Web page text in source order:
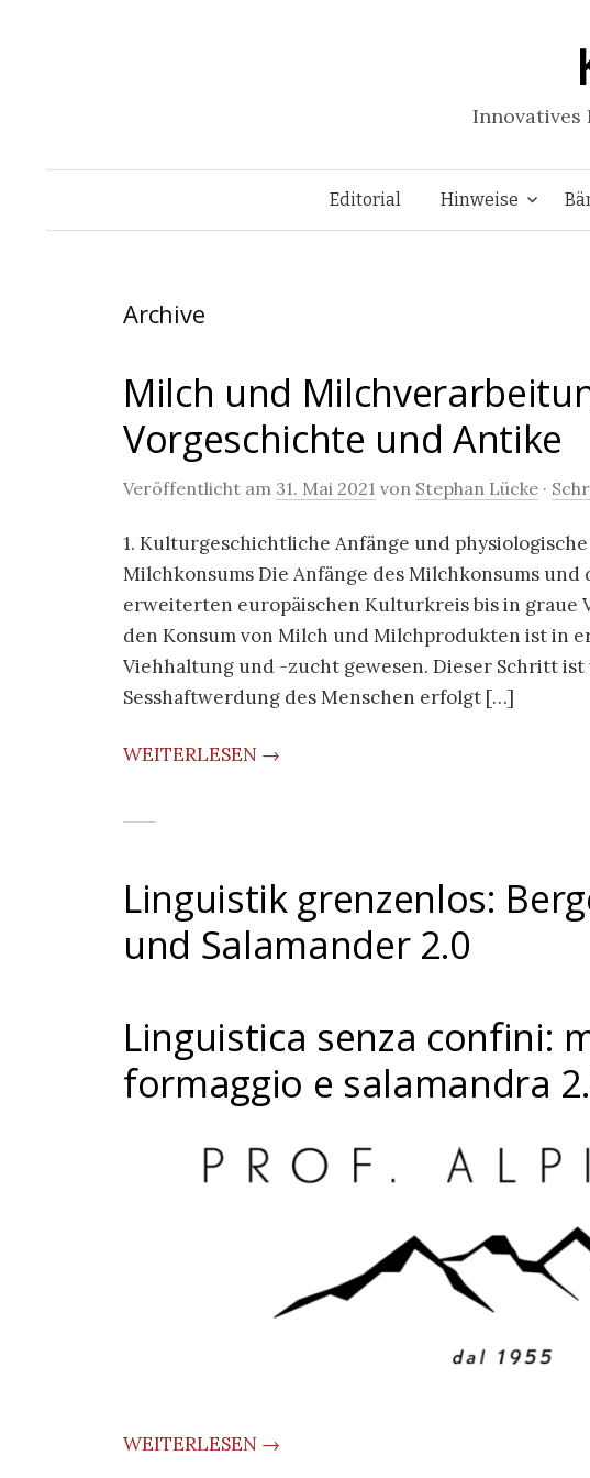
Editorial Hinweise
Archive
Milch und
Vorgeschichte und Antike
Veröffentlicht am 31. Mai 2021 von Stephan Lücke ·
1. Kulturgeschichtliche Anfänge und
Milchkonsums Die Anfänge des Milchkonsums
erweiterten europäischen Kulturkreis bis in graue
den Konsum von Milch und Milchprodukten ist in
Viehhaltung und -zucht gewesen. Dieser Schritt
Sesshaftwerdung des Menschen erfolgt […]
WEITERLESEN →
Linguistik grenzenlos:
und Salamander 2.0
Linguistica senza confini:
formaggio e salamandra
WEITERLESEN →